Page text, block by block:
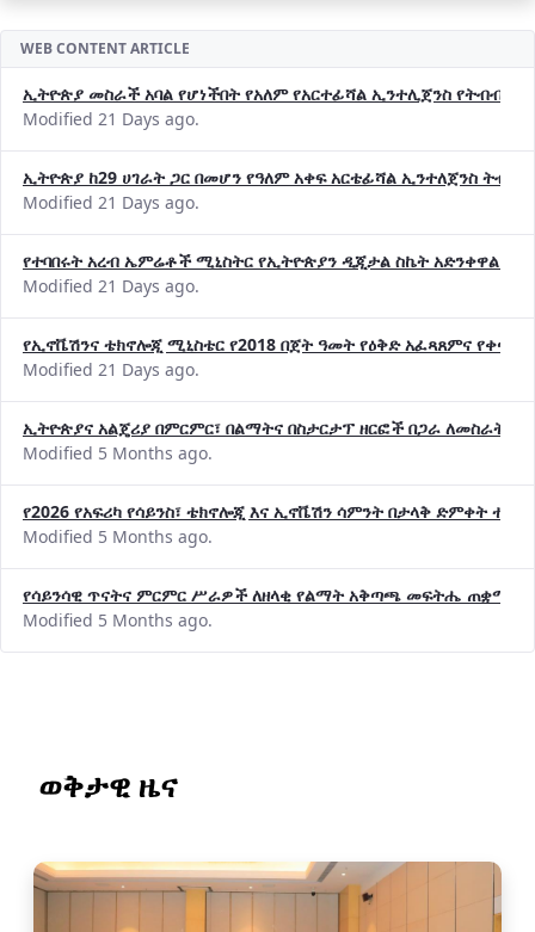
WEB CONTENT ARTICLE
ኢትዮጵያ መስራች አባል የሆነችበት የአለም የአርተፊሻል ኢንተሊጀንስ የትብብር
Modified 21 Days ago.
ኢትዮጵያ ከ29 ሀገራት ጋር በመሆን የዓለም አቀፍ አርቴፊሻል ኢንተለጀንስ
Modified 21 Days ago.
የተባበሩት አረብ ኤምሬቶች ሚኒስትር የኢትዮጵያን ዲጂታል ስኬት አድንቀዋል
Modified 21 Days ago.
የኢኖቬሽንና ቴክኖሎጂ ሚኒስቴር የ2018 በጀት ዓመት የዕቅድ አፈጻጸምና
Modified 21 Days ago.
ኢትዮጵያና አልጄሪያ በምርምር፣ በልማትና በስታርታፕ ዘርፎች በጋራ ለመስራት
Modified 5 Months ago.
የ2026 የአፍሪካ የሳይንስ፣ ቴክኖሎጂ እና ኢኖቬሽን ሳምንት በታላቅ ድምቀት
Modified 5 Months ago.
የሳይንሳዊ ጥናትና ምርምር ሥራዎች ለዘላቂ የልማት አቅጣጫ መፍትሔ ጠቋሚ
Modified 5 Months ago.
ወቅታዊ ዜና